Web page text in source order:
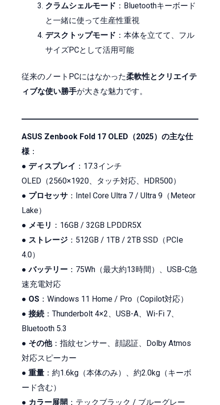
クラムシェルモード ：Bluetoothキーボード
と一緒に使って生産性重視
デスクトップモード ：本体を立てて、フル
サイズPCとして活用可能
従来のノートPCにはなかった柔軟性とクリエイテ
ィブな使い勝手が大きな魅力です。
ASUS Zenbook Fold 17 OLED（2025）の主な仕
様 ：
● ディスプレイ ：17.3インチ
OLED（2560×1920、タッチ対応、HDR500）
● プロセッサ ：Intel Core Ultra 7 / Ultra 9（Meteor
Lake）
● メモリ ：16GB / 32GB LPDDR5X
● ストレージ ：512GB / 1TB / 2TB SSD（PCIe
4.0）
●バッテリー ：75Wh（最大約13時間）、USB-C急
速充電対応
● OS ：Windows 11 Home / Pro（Copilot対応）
● 接続 ：Thunderbolt 4×2、USB-A、Wi-Fi 7、
Bluetooth 5.3
● その他：指紋センサー、顔認証、Dolby Atmos
対応スピーカー
● 重量 ：約1.6kg（本体のみ）、約2.0kg（キーボ
ード含む）
● カラー展開 ：テックブラック / ブルーグレー